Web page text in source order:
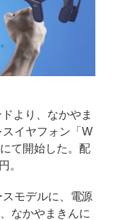
より、なかやま
イヤフォン「W
て開始した。配
。
スモデルに、電源
なかやまきんに